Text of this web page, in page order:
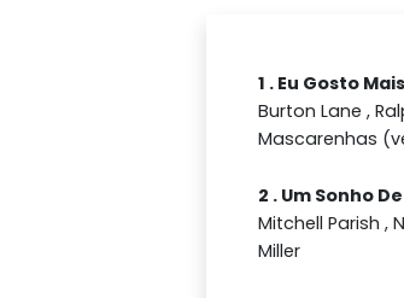
1 . Eu Gosto
Burton Lane ,
Mascarenhas
2 . Um Sonho
Mitchell Parish ,
Miller